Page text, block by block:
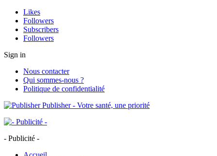
Likes
Followers
Subscribers
Followers
Sign in
Nous contacter
Qui sommes-nous ?
Politique de confidentialité
Publisher - Votre santé, une priorité
- Publicité -